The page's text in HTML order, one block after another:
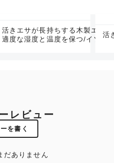
【竿・リー
どのセット/釣り入
活きエサが長持ちする木製エサ
適度な湿度と温度を保つ/イソメ
活
レビュー
を書く
だありません